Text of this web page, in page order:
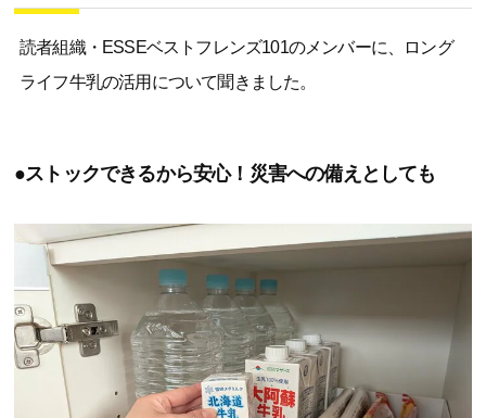
読者組織・ESSEベストフレンズ101のメンバーに、ロング
ライフ牛乳の活用について聞きました。
●ストックできるから安心！災害への備えとしても